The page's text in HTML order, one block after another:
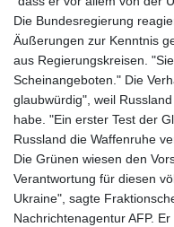
Die Bundesregierung
Äußerungen zur Kenntnis
aus Regierungskreisen.
Scheinangeboten." Die
glaubwürdig", weil
habe. "Ein erster Test der
Russland die Waffenruhe
Die Grünen wiesen den
Verantwortung für diesen
Ukraine", sagte
Nachrichtenagentur AFP.